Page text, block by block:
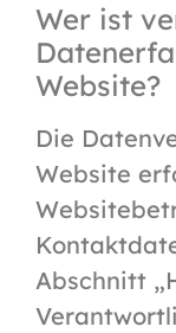
Wer ist
Website?
Die
Website
Abschnitt